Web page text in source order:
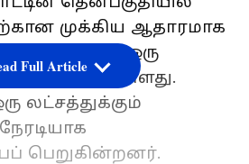
முக்கிய ஆதாரமாக
ஒரு
உள்ளது.
லட்சத்துக்கும்
பெறுகின்றனர்.
Full Article